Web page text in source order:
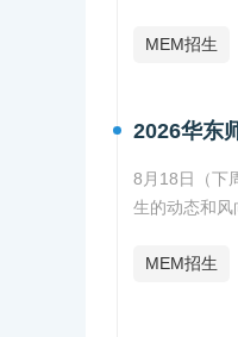
MEM招生
2026华东
8月18日（下
生的动态和风
MEM招生